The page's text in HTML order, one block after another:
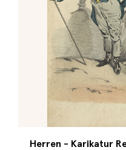
Herren - Karikatur